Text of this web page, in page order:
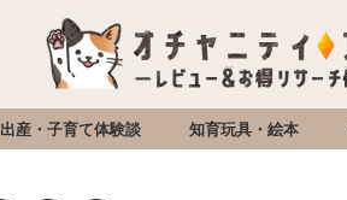
出産・子育て体験談 知育玩具・絵本